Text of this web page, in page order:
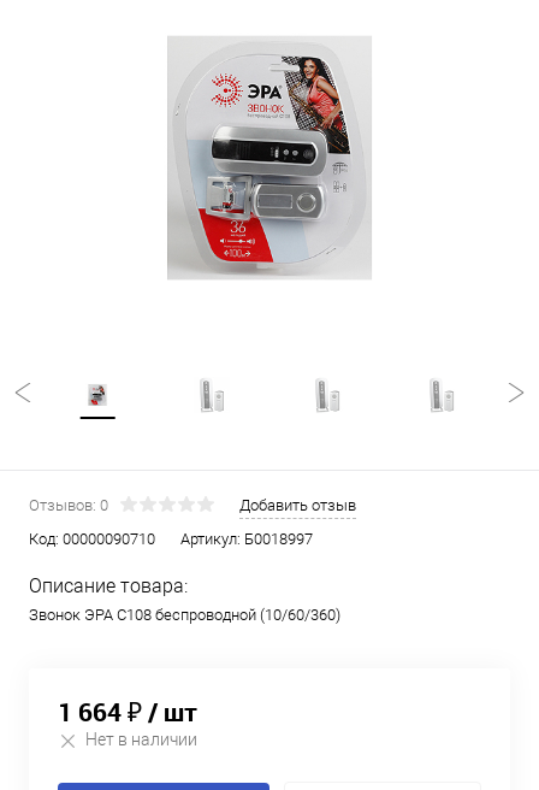
Отзывов: 0
Добавить отзыв
Код: 00000090710 Артикул: Б0018997
Описание товара:
Звонок ЭРА C108 беспроводной (10/60/360)
1 664 ₽/ шт
Нет в наличии